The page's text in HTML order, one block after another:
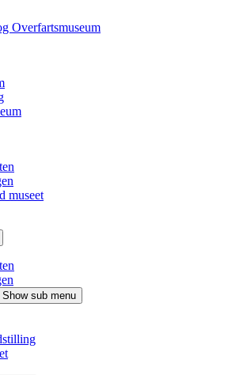
museet
Show sub menu